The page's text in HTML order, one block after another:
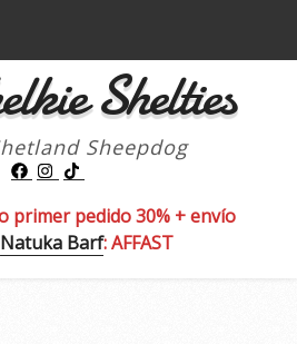
Shelties
Sheepdog
primer pedido 30% + envío
Natuka Barf: AFFAST